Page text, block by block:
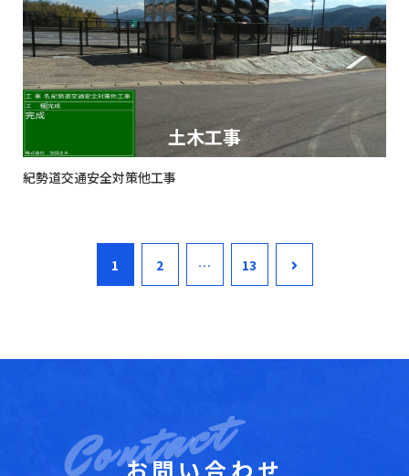
土木工事
紀勢道交通安全対策他工事
1 2 … 13
お問い合わせ